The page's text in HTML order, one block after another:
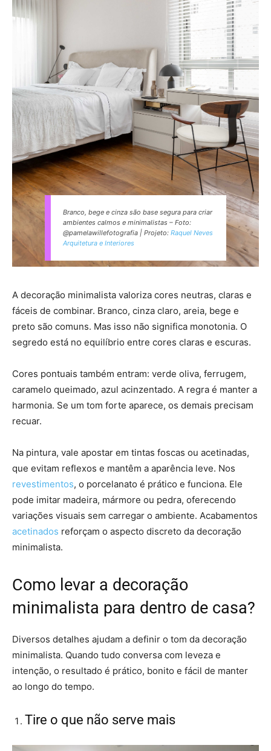
Branco, bege e cinza são base segura para criar
ambientes calmos e minimalistas – Foto:
@pamelawillefotografia | Projeto: Raquel Neves
Arquitetura e Interiores
A decoração minimalista valoriza cores neutras, claras e
fáceis de combinar. Branco, cinza claro, areia, bege e
preto são comuns. Mas isso não significa monotonia. O
segredo está no equilíbrio entre cores claras e escuras.
Cores pontuais também entram: verde oliva, ferrugem,
caramelo queimado, azul acinzentado. A regra é manter a
harmonia. Se um tom forte aparece, os demais precisam
recuar.
Na pintura, vale apostar em tintas foscas ou acetinadas,
que evitam reflexos e mantêm a aparência leve. Nos
revestimentos, o porcelanato é prático e funciona. Ele
pode imitar madeira, mármore ou pedra, oferecendo
variações visuais sem carregar o ambiente. Acabamentos
acetinados reforçam o aspecto discreto da decoração
minimalista.
Como levar a decoração
minimalista para dentro de casa?
Diversos detalhes ajudam a definir o tom da decoração
minimalista. Quando tudo conversa com leveza e
intenção, o resultado é prático, bonito e fácil de manter
ao longo do tempo.
Tire o que não serve mais